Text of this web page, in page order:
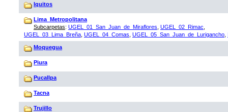
Iquitos
Lima_Metropolitana
Subcarpetas: UGEL_01_San_Juan_de_Miraflores UGEL_02_Rimac
UGEL_03_Lima_Breña UGEL_04_Comas UGEL_05_San_Juan_de_Lurigancho
Moquegua
Piura
Pucallpa
Tacna
Trujillo